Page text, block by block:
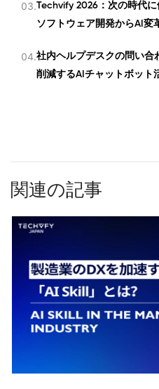
03.Techvify 2026：次の時代
ソフトウェア開発からAI変
04.社内ヘルプデスクの問い合
削減するAIチャットボット
関連の記事